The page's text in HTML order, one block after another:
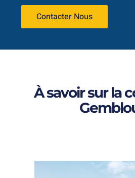
Contacter Nous
À savoir sur la